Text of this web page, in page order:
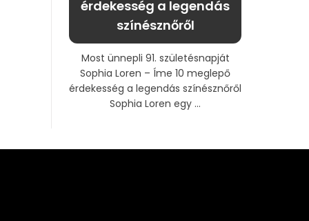
érdekesség a legendás
színésznőről
Most ünnepli 91. születésnapját
Sophia Loren – Íme 10 meglepő
érdekesség a legendás színésznőről
Sophia Loren egy ...